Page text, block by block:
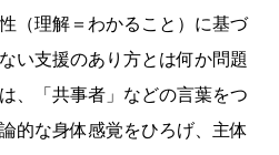
（理解＝わかること）に基づ
い支援のあり方とは何か問題
、「共事者」などの言葉をつ
的な身体感覚をひろげ、主体